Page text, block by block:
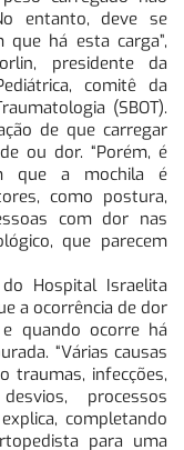
entanto, deve se
há esta carga”,
presidente da
comitê da
(SBOT).
de que carregar
ou dor. “Porém, é
que a mochila é
como postura,
com dor nas
que parecem
Hospital Israelita
a ocorrência de dor
quando ocorre há
“Várias causas
traumas, infecções,
processos
completando
para uma